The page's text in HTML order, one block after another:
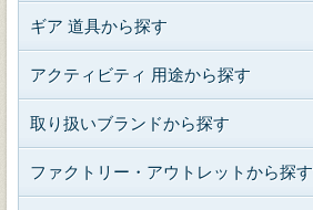
ギア 道具から探す
アクティビティ 用途から探す
取り扱いブランドから探す
ファクトリー・アウトレットから探す